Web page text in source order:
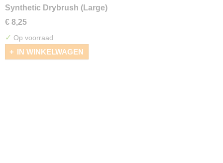
Synthetic Drybrush (Large)
€ 8,25
✓ Op voorraad
IN WINKELWAGEN